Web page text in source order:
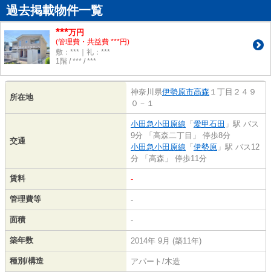
過去掲載物件一覧
***万円
(管理費・共益費 ***円)
敷：***｜礼：***
1階 / *** / ***
所在地
神奈川県伊勢原市高森 １丁目２４９
０－１
交通
小田急小田原線 「 愛甲石田 」駅 バス
9分 「高森二丁目」 停歩8分
小田急小田原線 「 伊勢原 」駅 バス12
分 「高森」 停歩11分
賃料 -
管理費等 -
面積 -
築年数 2014年 9月 (築11年)
種別/構造 アパート/木造